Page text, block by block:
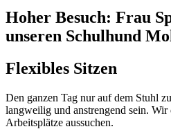
Hoher Besuch: Frau
unseren Schulhund
Flexibles Sitzen
Den ganzen Tag nur auf dem Stuhl
langweilig und anstrengend sein. Wir
Arbeitsplätze aussuchen.